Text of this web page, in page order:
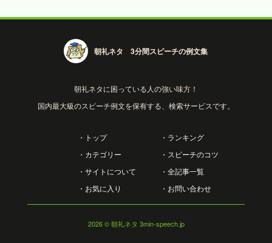
朝礼ネタ 3分間スピーチの例文集
朝礼ネタに困っている人の強い味方！
国内最大級のスピーチ例文を保有する、検索サービスです。
・トップ
・カテゴリー
・サイトについて
・お気に入り
・ランキング
・スピーチのコツ
・全記事一覧
・お問い合わせ
2026© 朝礼ネタ 3min-speech.jp